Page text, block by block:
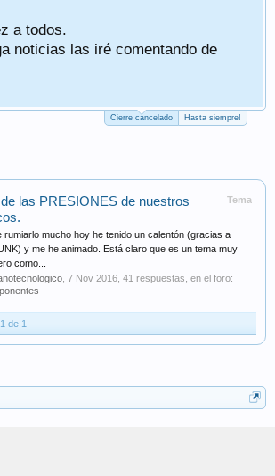
a todos.
noticias las iré comentando de
Cierre cancelado Hasta siempre!
Tema
las PRESIONES de nuestros
rumiarlo mucho hoy he tenido un calentón (gracias a
y me he animado. Está claro que es un tema muy
como...
7 Nov 2016 , 41 respuestas, en el foro:
de 1